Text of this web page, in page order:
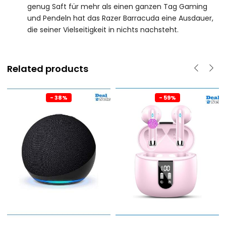
genug Saft für mehr als einen ganzen Tag Gaming
und Pendeln hat das Razer Barracuda eine Ausdauer,
die seiner Vielseitigkeit in nichts nachsteht.
Related products
- 38% - 59%